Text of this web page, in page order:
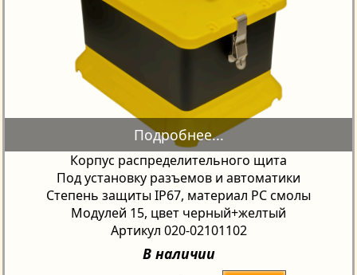
Корпус распределительного щита
Под установку разъемов и автоматики
Степень защиты IP67, материал PC смолы
Модулей 15, цвет черный+желтый
Артикул 020-02101102
В наличии